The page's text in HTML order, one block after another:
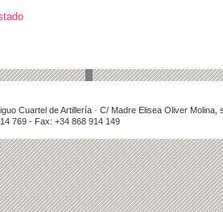
Cuartel de Artillería · C/ Madre Elisea Oliver
769 - Fax: +34 868 914 149